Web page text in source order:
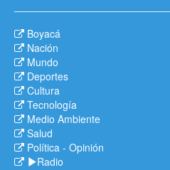
Boyacá
Nación
Mundo
Deportes
Cultura
Tecnología
Medio Ambiente
Salud
Política - Opinión
Radio